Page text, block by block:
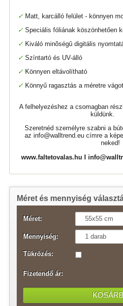
✓ Matt, karcálló felület - könnyen
✓ Speciális fóliának köszönhetően
✓ Kiváló minõségû digitális
✓ Színtartó és UV-álló
✓ Könnyen eltávolítható
✓ Könnyű ragasztás a méretre
A felhelyezéshez a csomagban
Szeretnéd személyre szabni a
az info@walltrend.eu címre a
neked!
www.faltetovalas.hu I
Méret és mennyiség
Méret:
Mennyiség:
Tükrözés:
Fizetendő ár: